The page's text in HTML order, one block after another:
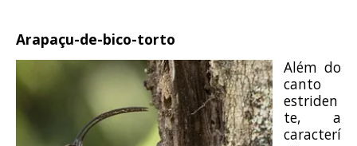
Arapaçu-de-bico-torto
Além do
canto
estriden
te, a
caracterí